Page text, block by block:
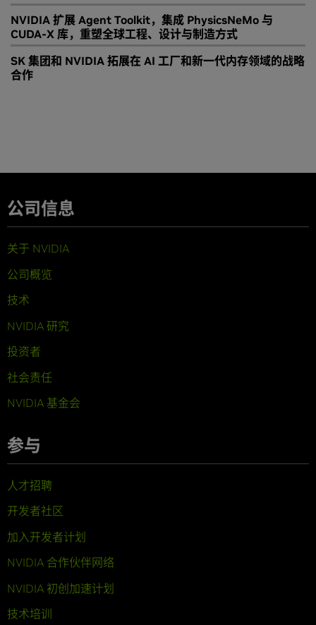
NVIDIA 扩展 Agent Toolkit，集成 PhysicsNeMo 与
CUDA-X 库，重塑全球工程、设计与制造方式
SK 集团和 NVIDIA 拓展在 AI 工厂和新一代内存领域的战略
合作
公司信息
关于 NVIDIA
公司概览
技术
NVIDIA 研究
投资者
社会责任
NVIDIA 基金会
参与
人才招聘
开发者社区
加入开发者计划
NVIDIA 合作伙伴网络
NVIDIA 初创加速计划
技术培训